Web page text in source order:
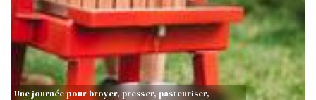
Une journée pour broyer, presser, pasteuriser,